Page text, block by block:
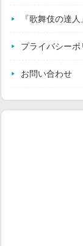
『歌舞伎の達
プライバシーポ
お問い合わせ